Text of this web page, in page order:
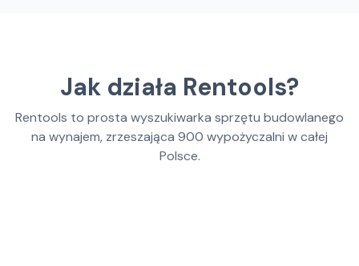
Jak działa Rentools?
Rentools to prosta wyszukiwarka sprzętu budowlanego
na wynajem, zrzeszająca 900 wypożyczalni w całej
Polsce.